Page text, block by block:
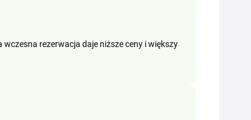
rezerwacja daje niższe ceny i większy